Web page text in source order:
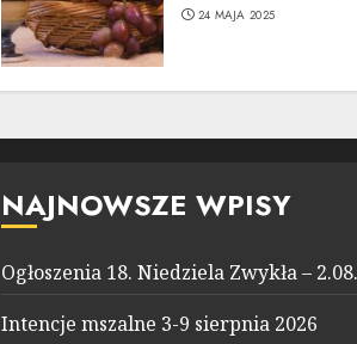
24 MAJA 2025
NAJNOWSZE WPISY
Ogłoszenia 18. Niedziela Zwykła –
Intencje mszalne 3-9 sierpnia 2026